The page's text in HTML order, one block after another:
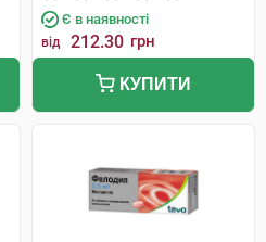
Є в наявності
від 212.30 грн
КУПИТИ